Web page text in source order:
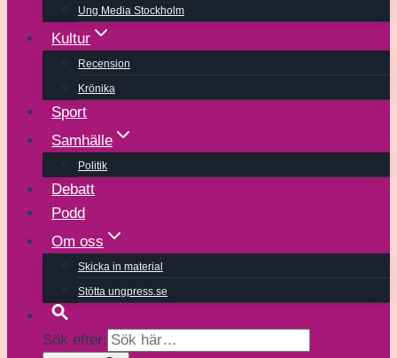
Ung Media Stockholm
Kultur
Recension
Krönika
Sport
Samhälle
Politik
Debatt
Podd
Om oss
Skicka in material
Stötta ungpress.se
Sök efter: